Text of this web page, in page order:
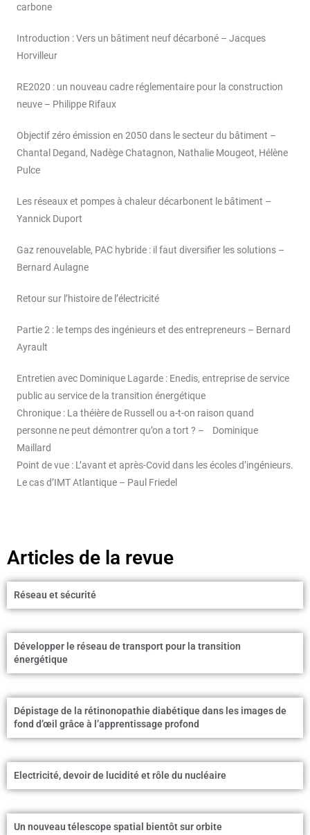
carbone
Introduction : Vers un bâtiment neuf décarboné – Jacques
Horvilleur
RE2020 : un nouveau cadre réglementaire pour la construction
neuve – Philippe Rifaux
Objectif zéro émission en 2050 dans le secteur du bâtiment –
Chantal Degand, Nadège Chatagnon, Nathalie Mougeot, Hélène
Pulce
Les réseaux et pompes à chaleur décarbonent le bâtiment –
Yannick Duport
Gaz renouvelable, PAC hybride : il faut diversifier les solutions –
Bernard Aulagne
Retour sur l’histoire de l’électricité
Partie 2 : le temps des ingénieurs et des entrepreneurs – Bernard
Ayrault
Entretien avec Dominique Lagarde : Enedis, entreprise de service
public au service de la transition énergétique
Chronique : La théière de Russell ou a-t-on raison quand
personne ne peut démontrer qu’on a tort ? – Dominique
Maillard
Point de vue : L’avant et après-Covid dans les écoles d’ingénieurs.
Le cas d’IMT Atlantique – Paul Friedel
Articles de la revue
Réseau et sécurité
Développer le réseau de transport pour la transition
énergétique
Dépistage de la rétinonopathie diabétique dans les images de
fond d’œil grâce à l’apprentissage profond
Electricité, devoir de lucidité et rôle du nucléaire
Un nouveau télescope spatial bientôt sur orbite